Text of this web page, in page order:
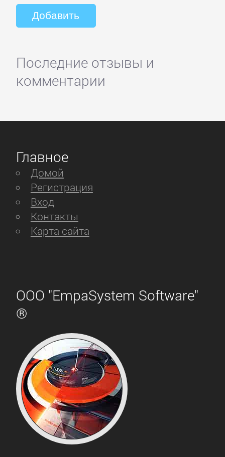
Последние отзывы и
комментарии
Главное
Домой
Регистрация
Вход
Контакты
Карта сайта
ООО "EmpaSystem Software"
®